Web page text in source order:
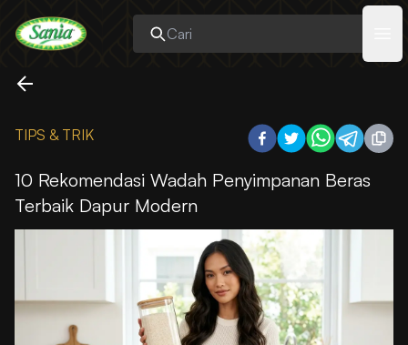
Sania
TIPS & TRIK
10 Rekomendasi Wadah Penyimpanan Beras
Terbaik Dapur Modern